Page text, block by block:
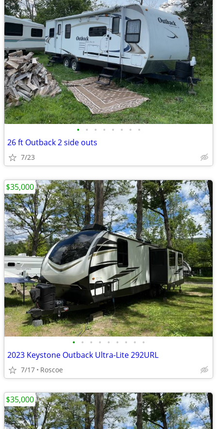
• • • • • • • •
26 ft Outback 2 side outs
7/23
• • • • • • • • •
2023 Keystone Outback Ultra-Lite 292URL
7/17 Roscoe
$35,000
$35,000